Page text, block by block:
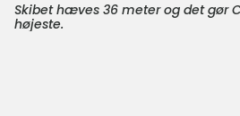
Skibet hæves 36 meter og det gør
højeste.